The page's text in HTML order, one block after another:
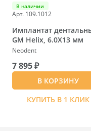
В наличии
Арт. 109.1012
Имплантат
GM Helix, 6.0X13 мм
Neodent
7 895 ₽
В КОРЗИНУ
КУПИТЬ В 1 КЛИК